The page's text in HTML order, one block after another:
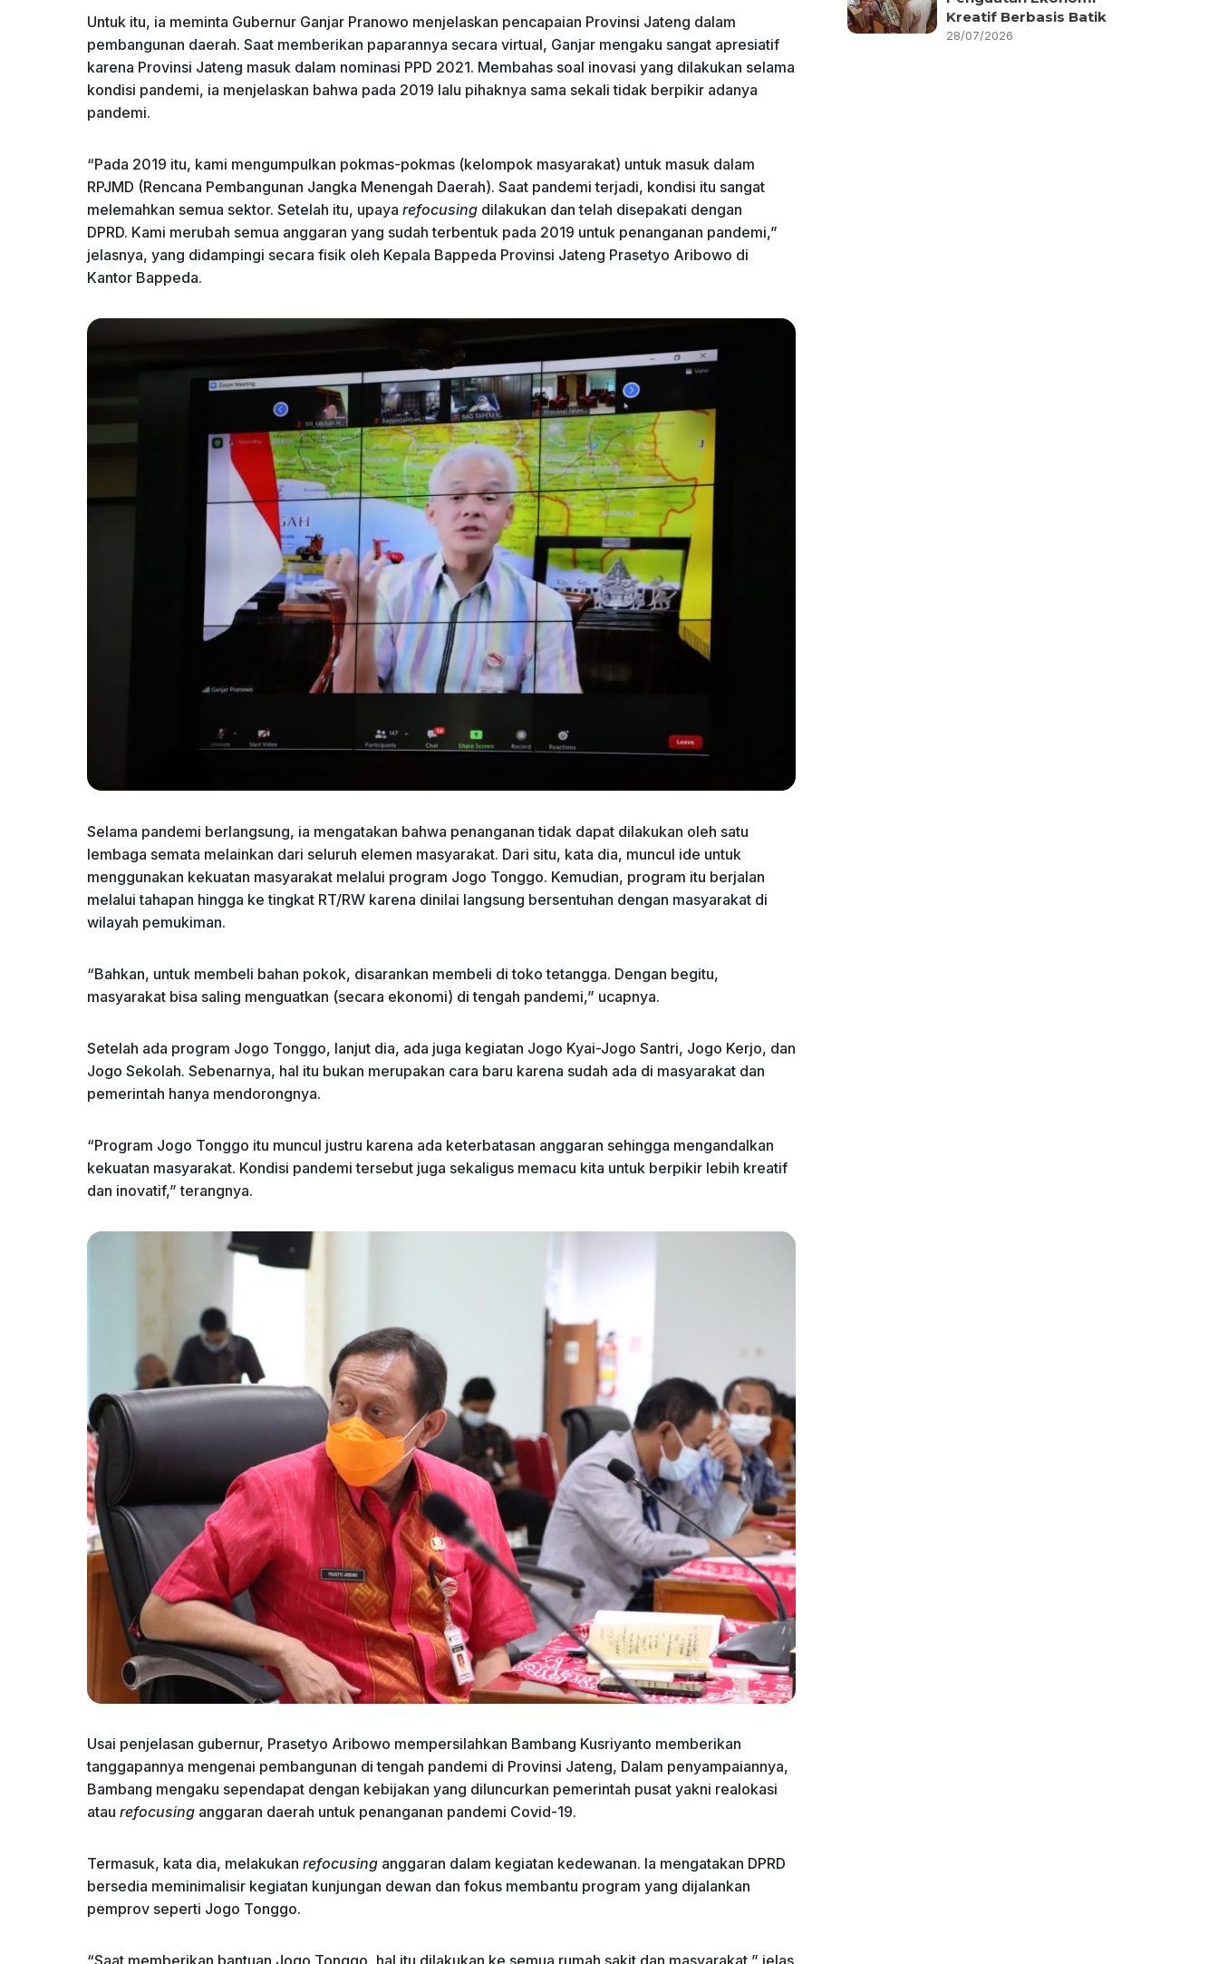
Untuk itu, ia meminta Gubernur Ganjar Pranowo menjelaskan pencapaian Provinsi Jateng dalam
pembangunan daerah. Saat memberikan paparannya secara virtual, Ganjar mengaku sangat apresiatif
karena Provinsi Jateng masuk dalam nominasi PPD 2021. Membahas soal inovasi yang dilakukan selama
kondisi pandemi, ia menjelaskan bahwa pada 2019 lalu pihaknya sama sekali tidak berpikir adanya
pandemi.
“Pada 2019 itu, kami mengumpulkan pokmas-pokmas (kelompok masyarakat) untuk masuk dalam
RPJMD (Rencana Pembangunan Jangka Menengah Daerah). Saat pandemi terjadi, kondisi itu sangat
melemahkan semua sektor. Setelah itu, upaya refocusing dilakukan dan telah disepakati dengan
DPRD. Kami merubah semua anggaran yang sudah terbentuk pada 2019 untuk penanganan pandemi,”
jelasnya, yang didampingi secara fisik oleh Kepala Bappeda Provinsi Jateng Prasetyo Aribowo di
Kantor Bappeda.
Selama pandemi berlangsung, ia mengatakan bahwa penanganan tidak dapat dilakukan oleh satu
lembaga semata melainkan dari seluruh elemen masyarakat. Dari situ, kata dia, muncul ide untuk
menggunakan kekuatan masyarakat melalui program Jogo Tonggo. Kemudian, program itu berjalan
melalui tahapan hingga ke tingkat RT/RW karena dinilai langsung bersentuhan dengan masyarakat di
wilayah pemukiman.
“Bahkan, untuk membeli bahan pokok, disarankan membeli di toko tetangga. Dengan begitu,
masyarakat bisa saling menguatkan (secara ekonomi) di tengah pandemi,” ucapnya.
Setelah ada program Jogo Tonggo, lanjut dia, ada juga kegiatan Jogo Kyai-Jogo Santri, Jogo Kerjo, dan
Jogo Sekolah. Sebenarnya, hal itu bukan merupakan cara baru karena sudah ada di masyarakat dan
pemerintah hanya mendorongnya.
“Program Jogo Tonggo itu muncul justru karena ada keterbatasan anggaran sehingga mengandalkan
kekuatan masyarakat. Kondisi pandemi tersebut juga sekaligus memacu kita untuk berpikir lebih kreatif
dan inovatif,” terangnya.
Usai penjelasan gubernur, Prasetyo Aribowo mempersilahkan Bambang Kusriyanto memberikan
tanggapannya mengenai pembangunan di tengah pandemi di Provinsi Jateng, Dalam penyampaiannya,
Bambang mengaku sependapat dengan kebijakan yang diluncurkan pemerintah pusat yakni realokasi
atau refocusing anggaran daerah untuk penanganan pandemi Covid-19.
Termasuk, kata dia, melakukan refocusing anggaran dalam kegiatan kedewanan. Ia mengatakan DPRD
bersedia meminimalisir kegiatan kunjungan dewan dan fokus membantu program yang dijalankan
pemprov seperti Jogo Tonggo.
“Saat memberikan bantuan Jogo Tonggo, hal itu dilakukan ke semua rumah sakit dan masyarakat,” jelas
Kreatif Berbasis Batik
28/07/2026